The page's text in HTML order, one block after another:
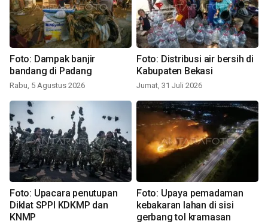
Foto: Dampak banjir
bandang di Padang
Rabu, 5 Agustus 2026
Foto: Distribusi air bersih di
Kabupaten Bekasi
Jumat, 31 Juli 2026
Foto: Upacara penutupan
Diklat SPPI KDKMP dan
KNMP
Foto: Upaya pemadaman
kebakaran lahan di sisi
gerbang tol kramasan